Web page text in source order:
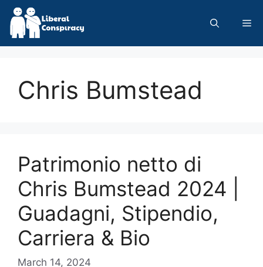
Skip
content
Chris Bumstead
Patrimonio netto di
Chris Bumstead 2024 |
Guadagni, Stipendio,
Carriera & Bio
March 14, 2024